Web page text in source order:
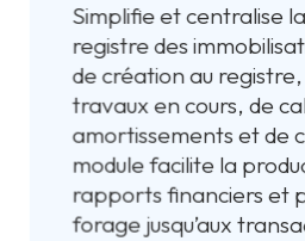
Simplifie et centralise
registre des
de création au registre,
travaux en cours, de
amortissements et de
module facilite la
rapports financiers et
forage jusqu’aux